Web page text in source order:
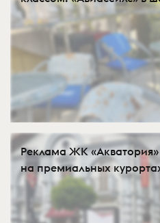
Реклама ЖК
на премиальных